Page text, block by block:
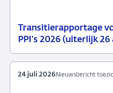
Transitierapportage
PPI's 2026 (uiterlijk
29
Nieuwsbericht
Nieuwsbericht
24 juli 2026